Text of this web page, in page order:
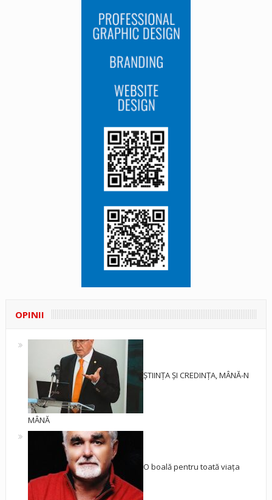
OPINII
ȘTIINȚA ȘI CREDINȚA, MÂNĂ-N
MÂNĂ
O boală pentru toată viața